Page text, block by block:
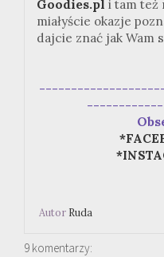
Goodies.pl i tam też
miałyście okazje
dajcie znać jak Wam
Autor Ruda
9 komentarzy: